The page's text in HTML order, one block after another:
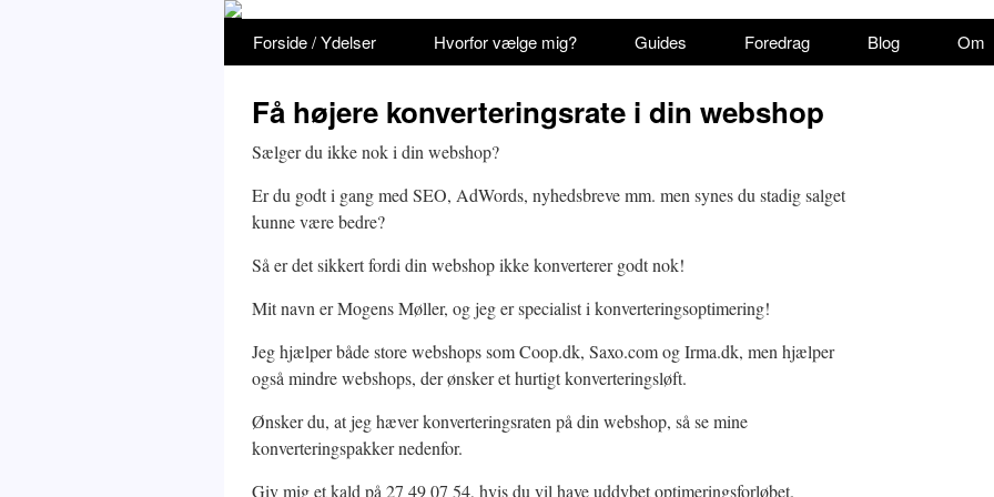
Forside / Ydelser Hvorfor vælge mig? Guides Foredrag Blog Om
Få højere konverteringsrate i din webshop
Sælger du ikke nok i din webshop?
Er du godt i gang med SEO, AdWords, nyhedsbreve mm. men synes du stadig salget
kunne være bedre?
Så er det sikkert fordi din webshop ikke konverterer godt nok!
Mit navn er Mogens Møller, og jeg er specialist i konverteringsoptimering!
Jeg hjælper både store webshops som Coop.dk, Saxo.com og Irma.dk, men hjælper
også mindre webshops, der ønsker et hurtigt konverteringsløft.
Ønsker du, at jeg hæver konverteringsraten på din webshop, så se mine
konverteringspakker nedenfor.
Giv mig et kald på 27 49 07 54, hvis du vil have uddybet optimeringsforløbet.